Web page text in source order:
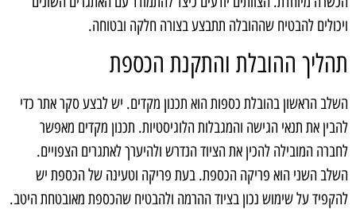
ויכולים להבטיח שההובלה תתבצע בצורה חלקה ובטוחה.
תהליך ההובלת והתקנת הכספת
השלב הראשון בהובלת כספות הוא תכנון מקדים. יש לבצע סקר אתר כדי
להבין את תנאי הגישה והמגבלות הלוגיסטיות. תכנון מקדים מאפשר
לחברה המובילה להכין את הציוד הנדרש ולהיערך לאתגרים הצפויים.
השלב השני הוא פריקה הכספת. בעת פריקה וטעינה של הכספת יש
להקפיד על שימוש נכון בציוד ההרמה ולהבטיח שהכספת מאובטחת היטב.